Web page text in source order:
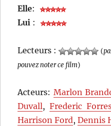
Elle:
Lui :
Lecteurs : (
pouvez noter ce film)
Acteurs: Marlon
Duvall,Frederic
Harrison Ford,Dennis